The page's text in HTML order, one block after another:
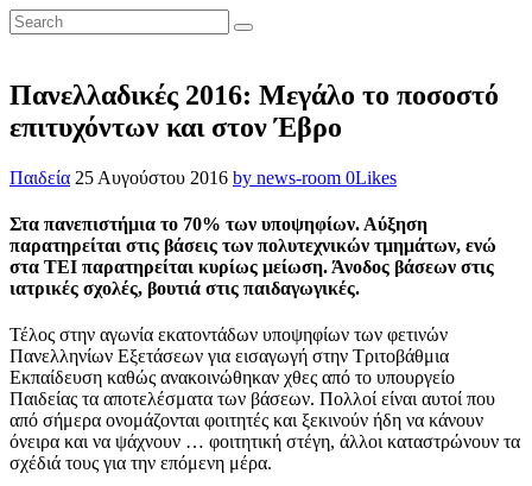
Πανελλαδικές 2016: Μεγάλο το ποσοστό
επιτυχόντων και στον Έβρο
Παιδεία 25 Αυγούστου 2016 by news-room 0Likes
Στα πανεπιστήμια το 70% των υποψηφίων. Αύξηση
παρατηρείται στις βάσεις των πολυτεχνικών τμημάτων, ενώ
στα ΤΕΙ παρατηρείται κυρίως μείωση. Άνοδος βάσεων στις
ιατρικές σχολές, βουτιά στις παιδαγωγικές.
Τέλος στην αγωνία εκατοντάδων υποψηφίων των φετινών
Πανελληνίων Εξετάσεων για εισαγωγή στην Τριτοβάθμια
Εκπαίδευση καθώς ανακοινώθηκαν χθες από το υπουργείο
Παιδείας τα αποτελέσματα των βάσεων. Πολλοί είναι αυτοί που
από σήμερα ονομάζονται φοιτητές και ξεκινούν ήδη να κάνουν
όνειρα και να ψάχνουν … φοιτητική στέγη, άλλοι καταστρώνουν τα
σχέδιά τους για την επόμενη μέρα.